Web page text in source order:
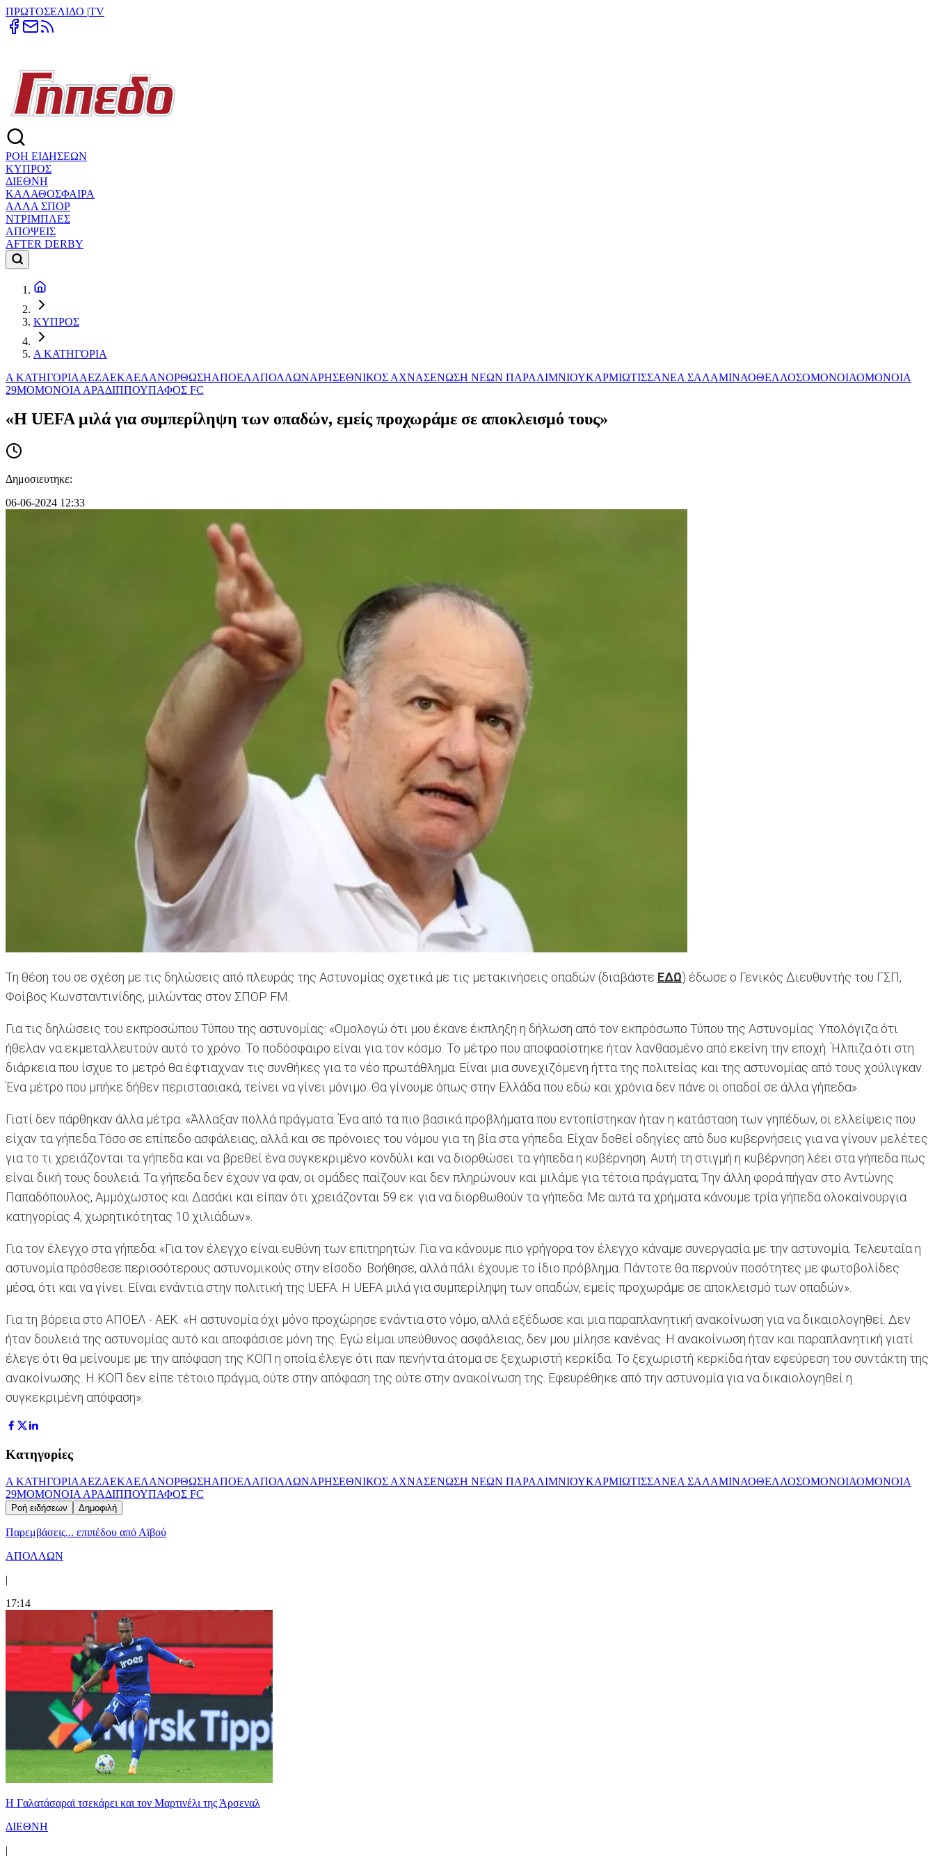
ΠΡΩΤΟΣΕΛΙΔΟ |TV
ΡΟΗ ΕΙΔΗΣΕΩΝ
ΚΥΠΡΟΣ
ΔΙΕΘΝΗ
ΚΑΛΑΘΟΣΦΑΙΡΑ
ΑΛΛΑ ΣΠΟΡ
ΝΤΡΙΜΠΛΕΣ
ΑΠΟΨΕΙΣ
AFTER DERBY
ΚΥΠΡΟΣ
Α ΚΑΤΗΓΟΡΙΑ
Α ΚΑΤΗΓΟΡΙΑAEZΑΕΚΑΕΛΑΝΟΡΘΩΣΗΑΠΟΕΛΑΠΟΛΛΩΝΑΡΗΣΕΘΝΙΚΟΣ ΑΧΝΑΣΕΝΩΣΗ ΝΕΩΝ ΠΑΡΑΛΙΜΝIΟΥΚΑΡΜΙΩΤΙΣΣΑΝΕΑ ΣΑΛΑΜΙΝΑΟΘΕΛΛΟΣΟΜΟΝΟΙΑΟΜΟΝΟΙΑ
29ΜΟΜΟΝΟΙΑ ΑΡΑΔΙΠΠΟΥΠΑΦΟΣ FC
«Η UEFA μιλά για συμπερίληψη των οπαδών, εμείς προχωράμε σε αποκλεισμό τους»
Δημοσιευτηκε:
06-06-2024 12:33
Τη θέση του σε σχέση με τις δηλώσεις από πλευράς της Αστυνομίας σχετικά με τις μετακινήσεις οπαδών (διαβάστε ΕΔΩ) έδωσε ο Γενικός Διευθυντής του ΓΣΠ,
Φοίβος Κωνσταντινίδης, μιλώντας στον ΣΠΟΡ FM.
Για τις δηλώσεις του εκπροσώπου Τύπου της αστυνομίας: «Ομολογώ ότι μου έκανε έκπληξη η δήλωση από τον εκπρόσωπο Τύπου της Αστυνομίας. Υπολόγιζα ότι
ήθελαν να εκμεταλλευτούν αυτό το χρόνο. Το ποδόσφαιρο είναι για τον κόσμο. Το μέτρο που αποφασίστηκε ήταν λανθασμένο από εκείνη την εποχή. Ήλπιζα ότι στη
διάρκεια που ίσχυε το μετρό θα έφτιαχναν τις συνθήκες για το νέο πρωτάθλημα. Είναι μια συνεχιζόμενη ήττα της πολιτείας και της αστυνομίας από τους χούλιγκαν.
Ένα μέτρο που μπήκε δήθεν περιστασιακά, τείνει να γίνει μόνιμο. Θα γίνουμε όπως στην Ελλάδα που εδώ και χρόνια δεν πάνε οι οπαδοί σε άλλα γήπεδα».
Γιατί δεν πάρθηκαν άλλα μέτρα: «Άλλαξαν πολλά πράγματα. Ένα από τα πιο βασικά προβλήματα που εντοπίστηκαν ήταν η κατάσταση των γηπέδων, οι ελλείψεις που
είχαν τα γήπεδα.Τόσο σε επίπεδο ασφάλειας, αλλά και σε πρόνοιες του νόμου για τη βία στα γήπεδα. Είχαν δοθεί οδηγίες από δυο κυβερνήσεις για να γίνουν μελέτες
για το τι χρειάζονται τα γήπεδα και να βρεθεί ένα συγκεκριμένο κονδύλι και να διορθώσει τα γήπεδα η κυβέρνηση. Αυτή τη στιγμή η κυβέρνηση λέει στα γήπεδα πως
είναι δική τους δουλειά. Τα γήπεδα δεν έχουν να φαν, οι ομάδες παίζουν και δεν πληρώνουν και μιλάμε για τέτοια πράγματα; Την άλλη φορά πήγαν στο Αντώνης
Παπαδόπουλος, Αμμόχωστος και Δασάκι και είπαν ότι χρειάζονται 59 εκ. για να διορθωθούν τα γήπεδα. Με αυτά τα χρήματα κάνουμε τρία γήπεδα ολοκαίνουργια
κατηγορίας 4, χωρητικότητας 10 χιλιάδων».
Για τον έλεγχο στα γήπεδα: «Για τον έλεγχο είναι ευθύνη των επιτηρητών. Για να κάνουμε πιο γρήγορα τον έλεγχο κάναμε συνεργασία με την αστυνομία. Τελευταία η
αστυνομία πρόσθεσε περισσότερους αστυνομικούς στην είσοδο. Βοήθησε, αλλά πάλι έχουμε το ίδιο πρόβλημα. Πάντοτε θα περνούν ποσότητες με φωτοβολίδες
μέσα, ότι και να γίνει. Είναι ενάντια στην πολιτική της UEFA. Η UEFA μιλά για συμπερίληψη των οπαδών, εμείς προχωράμε σε αποκλεισμό των οπαδών».
Για τη βόρεια στο ΑΠΟΕΛ - ΑΕΚ: «Η αστυνομία όχι μόνο προχώρησε ενάντια στο νόμο, αλλά εξέδωσε και μια παραπλανητική ανακοίνωση για να δικαιολογηθεί. Δεν
ήταν δουλειά της αστυνομίας αυτό και αποφάσισε μόνη της. Εγώ είμαι υπεύθυνος ασφάλειας, δεν μου μίλησε κανένας. Η ανακοίνωση ήταν και παραπλανητική γιατί
έλεγε ότι θα μείνουμε με την απόφαση της ΚΟΠ η οποία έλεγε ότι παν πενήντα άτομα σε ξεχωριστή κερκίδα. Το ξεχωριστή κερκίδα ήταν εφεύρεση του συντάκτη της
ανακοίνωσης. Η ΚΟΠ δεν είπε τέτοιο πράγμα, ούτε στην απόφαση της ούτε στην ανακοίνωση της. Εφευρέθηκε από την αστυνομία για να δικαιολογηθεί η
συγκεκριμένη απόφαση».
Κατηγορίες
Α ΚΑΤΗΓΟΡΙΑAEZΑΕΚΑΕΛΑΝΟΡΘΩΣΗΑΠΟΕΛΑΠΟΛΛΩΝΑΡΗΣΕΘΝΙΚΟΣ ΑΧΝΑΣΕΝΩΣΗ ΝΕΩΝ ΠΑΡΑΛΙΜΝIΟΥΚΑΡΜΙΩΤΙΣΣΑΝΕΑ ΣΑΛΑΜΙΝΑΟΘΕΛΛΟΣΟΜΟΝΟΙΑΟΜΟΝΟΙΑ
29ΜΟΜΟΝΟΙΑ ΑΡΑΔΙΠΠΟΥΠΑΦΟΣ FC
Ροή ειδήσεων Δημοφιλή
Παρεμβάσεις... επιπέδου από Αϊβού
ΑΠΟΛΛΩΝ
|
17:14
H Γαλατάσαραϊ τσεκάρει και τον Μαρτινέλι της Άρσεναλ
ΔΙΕΘΝΗ
|